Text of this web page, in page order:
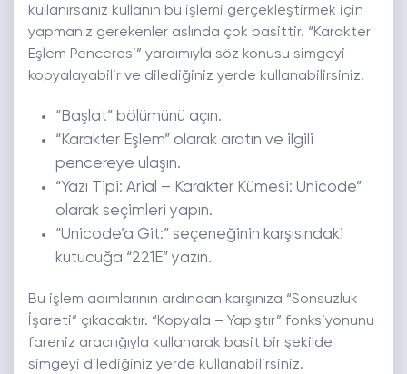
kullanırsanız kullanın bu işlemi gerçekleştirmek için
yapmanız gerekenler aslında çok basittir. “Karakter
Eşlem Penceresi” yardımıyla söz konusu simgeyi
kopyalayabilir ve dilediğiniz yerde kullanabilirsiniz.
“Başlat” bölümünü açın.
“Karakter Eşlem” olarak aratın ve ilgili
pencereye ulaşın.
“Yazı Tipi: Arial – Karakter Kümesi: Unicode”
olarak seçimleri yapın.
“Unicode’a Git:” seçeneğinin karşısındaki
kutucuğa “221E” yazın.
Bu işlem adımlarının ardından karşınıza “Sonsuzluk
İşareti” çıkacaktır. “Kopyala – Yapıştır” fonksiyonunu
fareniz aracılığıyla kullanarak basit bir şekilde
simgeyi dilediğiniz yerde kullanabilirsiniz.